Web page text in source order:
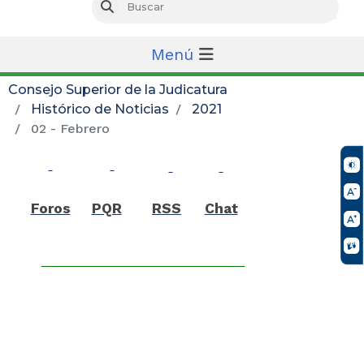
Buscar
Menú
Consejo Superior de la Judicatura
Histórico de Noticias
2021
02 - Febrero
Foros PQR RSS Chat